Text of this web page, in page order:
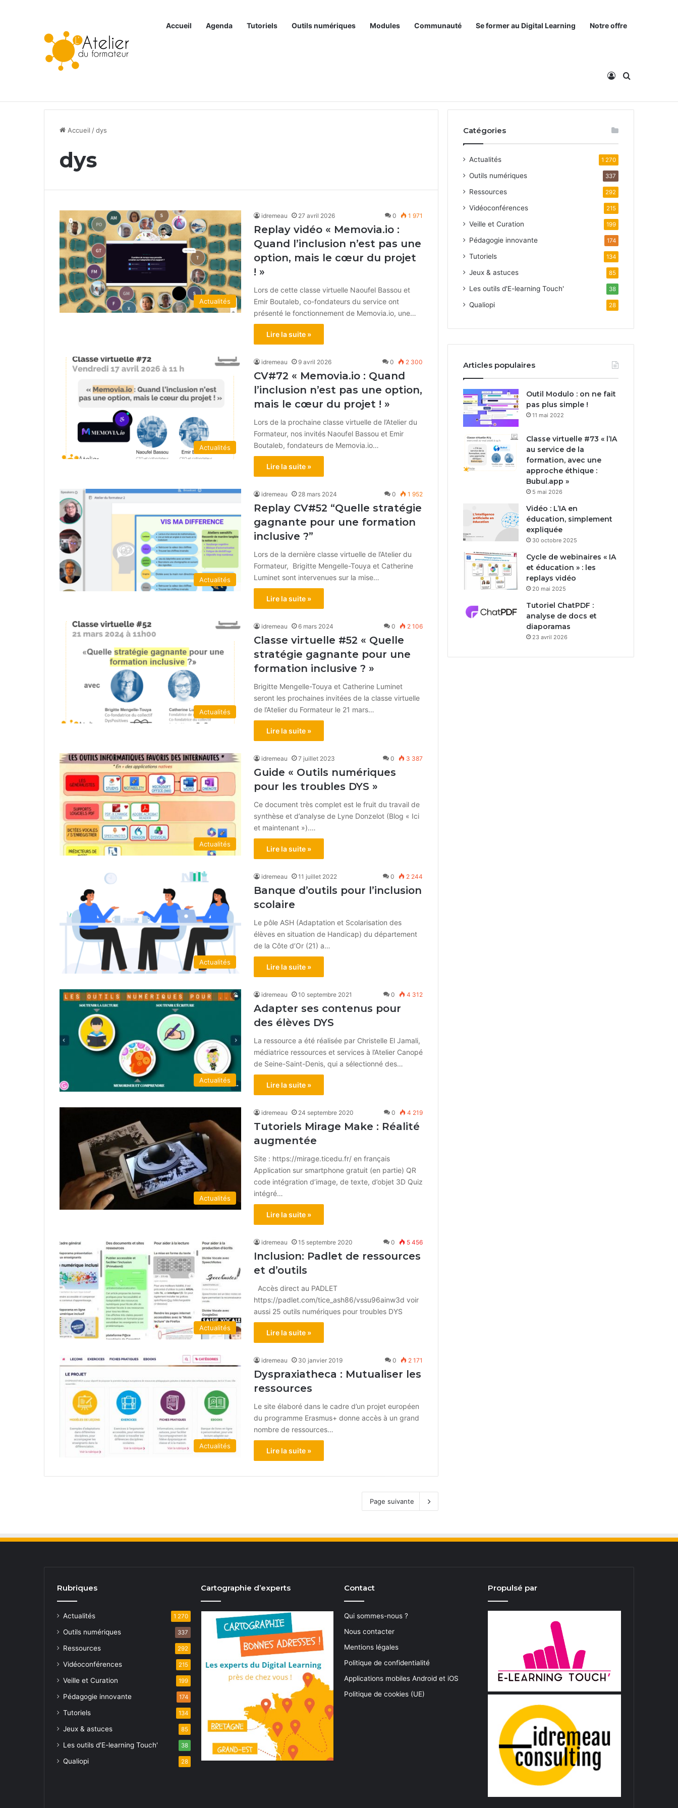
Accueil Agenda Tutoriels Outils numériques Modules Communauté Se former au Digital Learning Notre offre
Connexion
Rechercher
Accueil /dys
dys
Actualités
idremeau 27 avril 2026 0 1 971
Replay vidéo « Memovia.io :
Quand l’inclusion n’est pas une
option, mais le cœur du projet
! »
Lors de cette classe virtuelle Naoufel Bassou et
Emir Boutaleb, co-fondateurs du service ont
présenté le fonctionnement de Memovia.io, une…
Lire la suite »
Actualités
idremeau 9 avril 2026 0 2 300
CV#72 « Memovia.io : Quand
l’inclusion n’est pas une option,
mais le cœur du projet ! »
Lors de la prochaine classe virtuelle de l’Atelier du
Formateur, nos invités Naoufel Bassou et Emir
Boutaleb, fondateurs de Memovia.io…
Lire la suite »
Actualités
idremeau 28 mars 2024 0 1 952
Replay CV#52 “Quelle stratégie
gagnante pour une formation
inclusive ?”
Lors de la dernière classe virtuelle de l’Atelier du
Formateur, Brigitte Mengelle-Touya et Catherine
Luminet sont intervenues sur la mise…
Lire la suite »
Actualités
idremeau 6 mars 2024 0 2 106
Classe virtuelle #52 « Quelle
stratégie gagnante pour une
formation inclusive ? »
Brigitte Mengelle-Touya et Catherine Luminet
seront les prochaines invitées de la classe virtuelle
de l’Atelier du Formateur le 21 mars…
Lire la suite »
Actualités
idremeau 7 juillet 2023 0 3 387
Guide « Outils numériques
pour les troubles DYS »
Ce document très complet est le fruit du travail de
synthèse et d’analyse de Lyne Donzelot (Blog « Ici
et maintenant »).…
Lire la suite »
Actualités
idremeau 11 juillet 2022 0 2 244
Banque d’outils pour l’inclusion
scolaire
Le pôle ASH (Adaptation et Scolarisation des
élèves en situation de Handicap) du département
de la Côte d’Or (21) a…
Lire la suite »
Actualités
idremeau 10 septembre 2021 0 4 312
Adapter ses contenus pour
des élèves DYS
La ressource a été réalisée par Christelle El Jamali,
médiatrice ressources et services à l’Atelier Canopé
de Seine-Saint-Denis, qui a sélectionné des…
Lire la suite »
Actualités
idremeau 24 septembre 2020 0 4 219
Tutoriels Mirage Make : Réalité
augmentée
Site : https://mirage.ticedu.fr/ en français
Application sur smartphone gratuit (en partie) QR
code intégration d’image, de texte, d’objet 3D Quiz
intégré…
Lire la suite »
Actualités
idremeau 15 septembre 2020 0 5 456
Inclusion: Padlet de ressources
et d’outils
Accès direct au PADLET
https://padlet.com/tice_ash86/vssu96ainw3d voir
aussi 25 outils numériques pour troubles DYS
Lire la suite »
Actualités
idremeau 30 janvier 2019 0 2 171
Dyspraxiatheca : Mutualiser les
ressources
Le site élaboré dans le cadre d’un projet européen
du programme Erasmus+ donne accès à un grand
nombre de ressources…
Lire la suite »
Page suivante
Catégories
Actualités 1 270
Outils numériques 337
Ressources 292
Vidéoconférences 215
Veille et Curation 199
Pédagogie innovante 174
Tutoriels 134
Jeux & astuces 85
Les outils d'E-learning Touch' 38
Qualiopi 28
Articles populaires
Outil Modulo : on ne fait
pas plus simple !
11 mai 2022
Classe virtuelle #73 « l’IA
au service de la
formation, avec une
approche éthique :
Bubul.app »
5 mai 2026
Vidéo : L’IA en
éducation, simplement
expliquée
30 octobre 2025
Cycle de webinaires « IA
et éducation » : les
replays vidéo
20 mai 2025
Tutoriel ChatPDF :
analyse de docs et
diaporamas
23 avril 2026
Rubriques
Actualités 1 270
Outils numériques 337
Ressources 292
Vidéoconférences 215
Veille et Curation 199
Pédagogie innovante 174
Tutoriels 134
Jeux & astuces 85
Les outils d'E-learning Touch' 38
Qualiopi 28
Cartographie d’experts Contact
Qui sommes-nous ?
Nous contacter
Mentions légales
Politique de confidentialité
Applications mobiles Android et iOS
Politique de cookies (UE)
Propulsé par